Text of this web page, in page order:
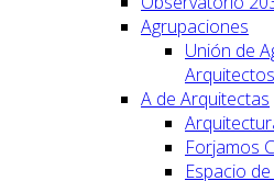
Agrupaciones
Unión de
A de Arquitectas
Forjamos
Espacio